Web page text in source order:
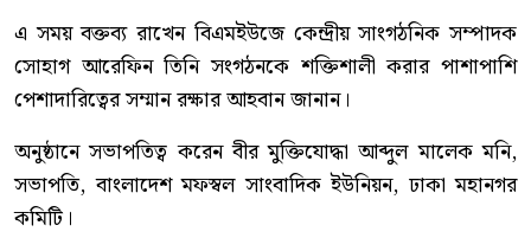
এ সময় বক্তব্য রাখেন বিএমইউজে কেন্দ্রীয় সাংগঠনিক সম্পাদক
সোহাগ আরেফিন তিনি সংগঠনকে শক্তিশালী করার পাশাপাশি
পেশাদারিত্বের সম্মান রক্ষার আহবান জানান।
অনুষ্ঠানে সভাপতিত্ব করেন বীর মুক্তিযোদ্ধা আব্দুল মালেক মনি,
সভাপতি, বাংলাদেশ মফস্বল সাংবাদিক ইউনিয়ন, ঢাকা মহানগর
কমিটি।